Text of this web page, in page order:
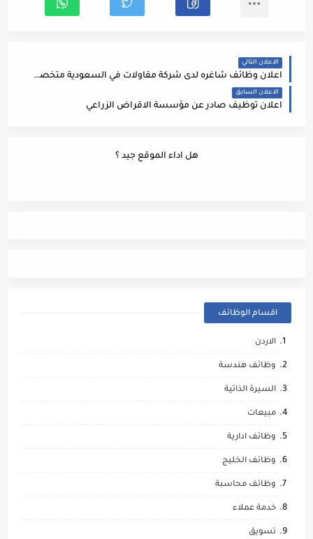
الاعلان التالي
اعلان وظائف شاغره لدى شركة مقاولات في السعودية متخصصة في صناعة المياه وشبكات الصرف الصحي
الاعلان السابق
اعلان توظيف صادر عن مؤسسة الاقراض الزراعي
هل اداء الموقع جيد ؟
اقسام الوظائف
الاردن
وظائف هندسة
السيرة الذاتية
مبيعات
وظائف ادارية
وظائف الخليج
وظائف محاسبة
خدمة عملاء
تسويق